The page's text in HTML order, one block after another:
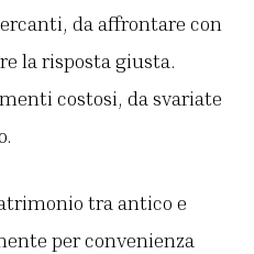
da affrontare con
la risposta giusta.
costosi, da svariate
tra antico e
per convenienza